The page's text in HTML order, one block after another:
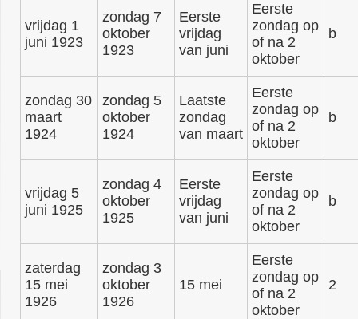
vrijdag 1
juni 1923
zondag 7
oktober
1923
Eerste
vrijdag
van juni
Eerste
zondag op
of na 2
oktober
b
zondag 30
maart
1924
zondag 5
oktober
1924
Laatste
zondag
van maart
Eerste
zondag op
of na 2
oktober
b
vrijdag 5
juni 1925
zondag 4
oktober
1925
Eerste
vrijdag
van juni
Eerste
zondag op
of na 2
oktober
b
zaterdag
15 mei
1926
zondag 3
oktober
1926
15 mei
Eerste
zondag op
of na 2
oktober
2